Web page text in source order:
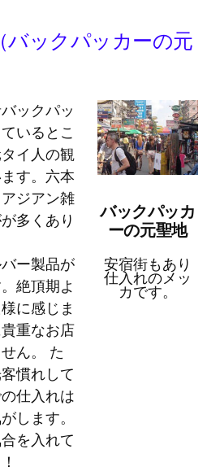
バックパッカーの元
ックパッ
いるとこ
イ人の観
す。六本
ジアン雑
多くあり
ー製品が
絶頂期よ
に感じま
重なお店
ん。 た
慣れして
仕入れは
します。
を入れて
バックパッカ
ーの元聖地
安宿街もあり
仕入れのメッ
カです。